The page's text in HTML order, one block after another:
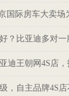
国际房车大卖场
？比亚迪多对一
迪王朝网4S店
，自主品牌4S